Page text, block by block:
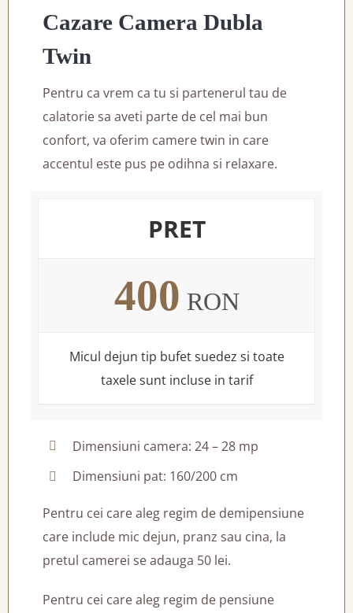
Cazare Camera Dubla
Twin
Pentru ca vrem ca tu si partenerul tau de
calatorie sa aveti parte de cel mai bun
confort, va oferim camere twin in care
accentul este pus pe odihna si relaxare.
PRET
400 RON
Micul dejun tip bufet suedez si toate
taxele sunt incluse in tarif
Dimensiuni camera: 24 – 28 mp
Dimensiuni pat: 160/200 cm
Pentru cei care aleg regim de demipensiune
care include mic dejun, pranz sau cina, la
pretul camerei se adauga 50 lei.
Pentru cei care aleg regim de pensiune